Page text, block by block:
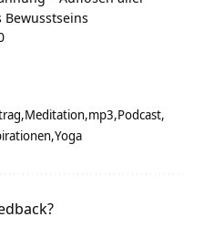
Meditation mp3 Podcast
Yoga